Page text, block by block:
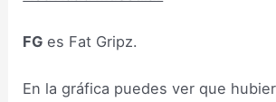
FG es Fat Gripz.
En la gráfica puedes ver que